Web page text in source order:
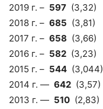
2019 г. – 597 (3,32)
2018 г. – 685 (3,81)
2017 г. – 658 (3,66)
2016 г. – 582 (3,23)
2015 г. – 544 (3,044)
2014 г. — 642 (3,57)
2013 г. — 510 (2,83)